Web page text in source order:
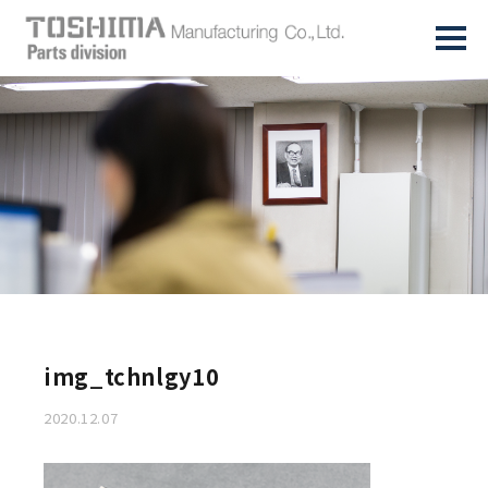
img_tchnlgy10
2020.12.07